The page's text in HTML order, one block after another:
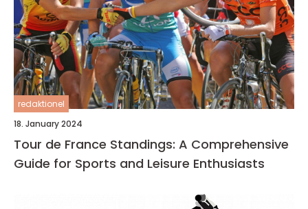
redaktionel
18. January 2024
Tour de France Standings: A Comprehensive
Guide for Sports and Leisure Enthusiasts